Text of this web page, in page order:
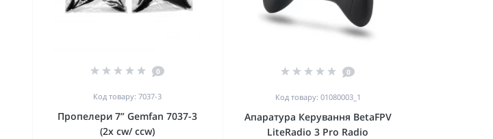
0
Код товару: 7037-3
Пропелери 7” Gemfan 7037-3
(2х cw/ ccw)
0
Код товару: 01080003_1
Апаратура Керування BetaFPV
LiteRadio 3 Pro Radio